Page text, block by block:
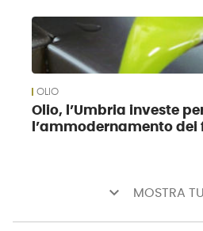
OLIO
Olio, l’Umbria investe
l’ammodernamento dei
keyboard_arrow_down MOSTRA